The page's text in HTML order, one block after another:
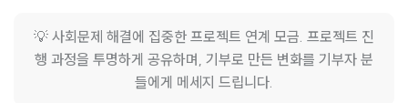
💡 사회문제 해결에 집중한 프로젝트 연계 모금. 프로젝트 진
행 과정을 투명하게 공유하며, 기부로 만든 변화를 기부자 분
들에게 메세지 드립니다.